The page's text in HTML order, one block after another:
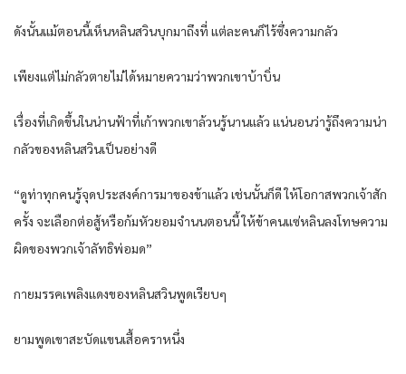
ดังนั้น​แม้ตอนนี้​เห็น​หลิน​สวิน​บุก​มาถึงที่​ แต่ละคน​ก็​ไร้​ซึ่งความกลัว​
เพียงแต่​ไม่กลัว​ตาย​ไม่ได้​หมายความว่า​พวกเขา​บ้าบิ่น​
เรื่อง​ที่​เกิดขึ้น​ใน​น่านฟ้า​ที่​เก้า​พวกเขา​ล้วน​รู้​นาน​แล้ว​ แน่นอน​ว่า​รู้​ถึงความ​น่า
กลัว​ของ​หลิน​สวิน​เป็น​อย่าง​ดี​
“ดูท่า​ทุกคน​รู้​จุดประสงค์​การ​มาของ​ข้า​แล้ว​ เช่นนั้น​ก็ดี​ ให้โอกาส​พวก​เจ้าสัก
ครั้ง​ จะเลือก​ต่อสู้​หรือ​ก้มหัว​ยอมจำนน​ตอนนี้​ ให้​ข้า​คน​แซ่หลิน​ลงโทษ​ความ
ผิด​ของ​พวก​เจ้าลัทธิ​พ่อ​มด​”
กาย​มรรค​เพลิง​แดง​ของ​หลิน​สวิน​พูด​เรียบๆ​
ยาม​พูด​เขา​สะบัด​แขน​เสื้อ​ครา​หนึ่ง​